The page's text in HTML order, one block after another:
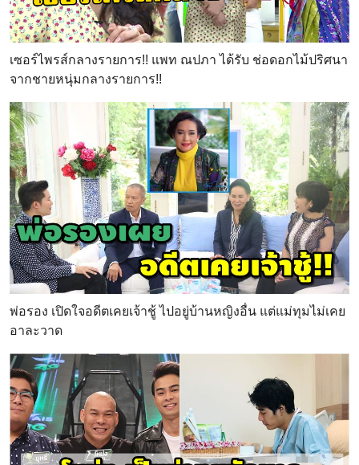
เซอร์ไพรส์กลางรายการ!! แพท ณปภา ได้รับ ช่อดอกไม้ปริศนา
จากชายหนุ่มกลางรายการ!!
พ่อรอง เปิดใจอดีตเคยเจ้าชู้ ไปอยู่บ้านหญิงอื่น แต่แม่ทุมไม่เคย
อาละวาด